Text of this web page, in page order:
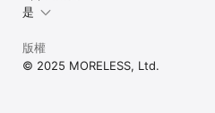
官方小红书：@潮汐App
官方微信公眾號：潮汐時刻 / tidehour
是
版權
© 2025 MORELESS, Ltd.